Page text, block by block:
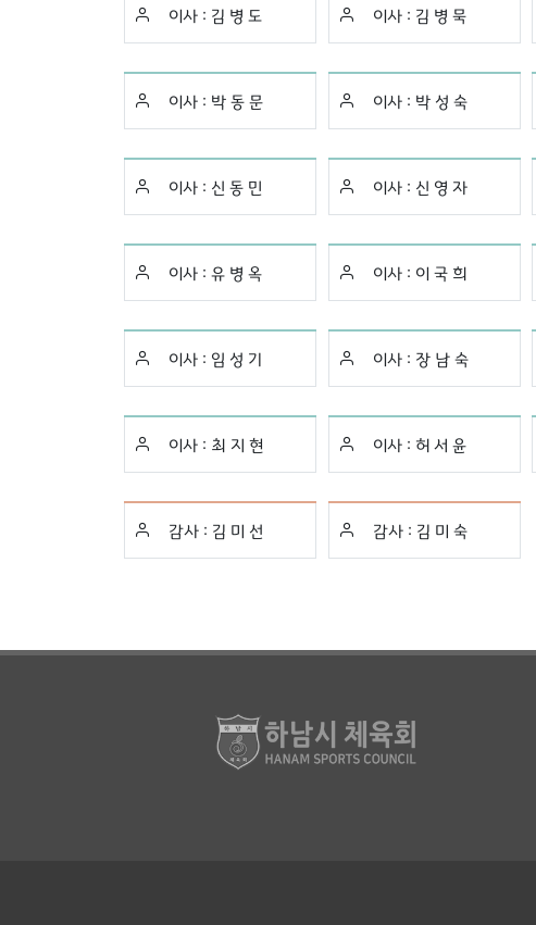
이사 : 김 병 도 이사 : 김 병 묵
이사 : 박 동 문 이사 : 박 성 숙
이사 : 신 동 민 이사 : 신 영 자
이사 : 유 병 옥 이사 : 이 국 희
이사 : 임 성 기 이사 : 장 남 숙
이사 : 최 지 현 이사 : 허 서 윤
감사 : 김 미 선 감사 : 김 미 숙